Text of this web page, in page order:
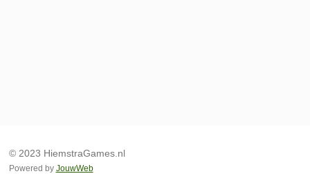
© 2023 HiemstraGames.nl
Powered by JouwWeb